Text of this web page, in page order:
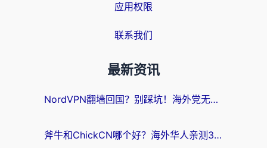
应用权限
联系我们
最新资讯
NordVPN翻墙回国？别踩坑！海外党无缝访问国内资源的真实指南
斧牛和ChickCN哪个好？海外华人亲测3款回国加速器+免费试用攻略